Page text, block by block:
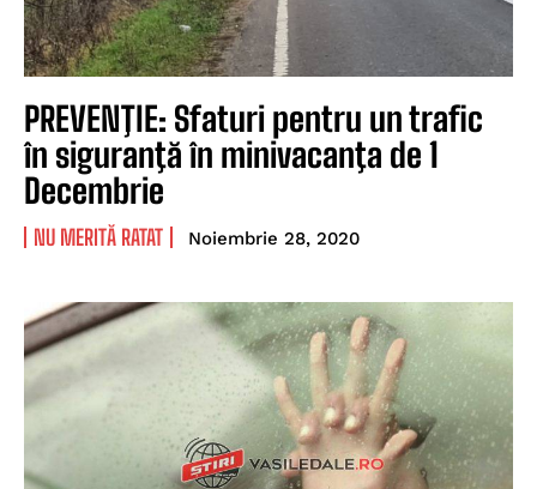
PREVENŢIE: Sfaturi pentru un trafic
în siguranţă în minivacanţa de 1
Decembrie
NU MERITĂ RATAT Noiembrie 28, 2020